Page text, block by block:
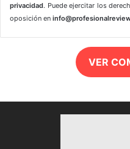
privacidad. Puede ejercitar los
oposición en
VER